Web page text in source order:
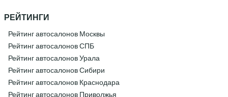
РЕЙТИНГИ
Рейтинг автосалонов Москвы
Рейтинг автосалонов СПБ
Рейтинг автосалонов Урала
Рейтинг автосалонов Сибири
Рейтинг автосалонов Краснодара
Рейтинг автосалонов Приволжья